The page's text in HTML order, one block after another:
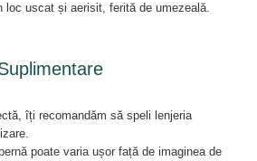
loc uscat și aerisit, ferită de umezeală.
îți recomandăm să speli lenjeria
poate varia ușor față de imaginea de